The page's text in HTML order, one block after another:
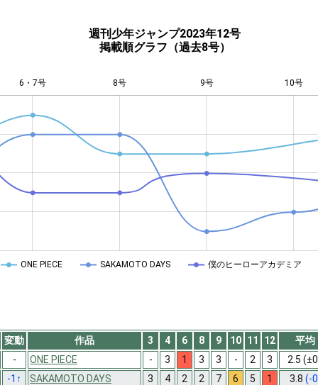
週刊少年ジャンプ2023年12号
掲載順グラフ（過去8号）
6・7号 8号 9号 10号
ONE PIECE SAKAMOTO DAYS 僕のヒーローアカデミア
変動 作品 3 4 6 8 9 10 11 12
平均
- ONE PIECE - 3 1 3 3 - 2 3 2.5
-1 ↑ SAKAMOTO DAYS 3 4 2 2 7 6 5 1 3.8 (-